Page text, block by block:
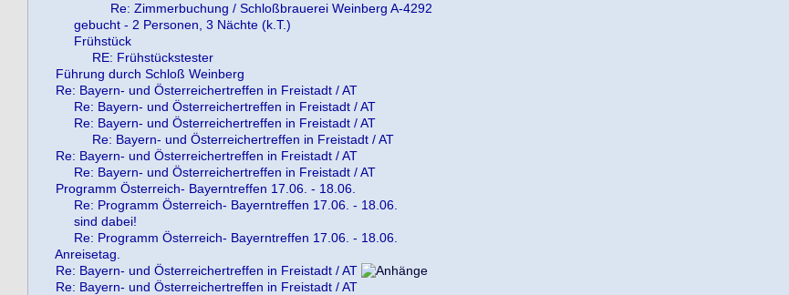
Re: Zimmerbuchung / Schloßbrauerei Weinberg A-4292
gebucht - 2 Personen, 3 Nächte (k.T.)
Frühstück
RE: Frühstückstester
Führung durch Schloß Weinberg
Re: Bayern- und Österreichertreffen in Freistadt / AT
Re: Bayern- und Österreichertreffen in Freistadt / AT
Re: Bayern- und Österreichertreffen in Freistadt / AT
Re: Bayern- und Österreichertreffen in Freistadt / AT
Re: Bayern- und Österreichertreffen in Freistadt / AT
Re: Bayern- und Österreichertreffen in Freistadt / AT
Programm Österreich- Bayerntreffen 17.06. - 18.06.
Re: Programm Österreich- Bayerntreffen 17.06. - 18.06.
sind dabei!
Re: Programm Österreich- Bayerntreffen 17.06. - 18.06.
Anreisetag.
Re: Bayern- und Österreichertreffen in Freistadt / AT
Re: Bayern- und Österreichertreffen in Freistadt / AT